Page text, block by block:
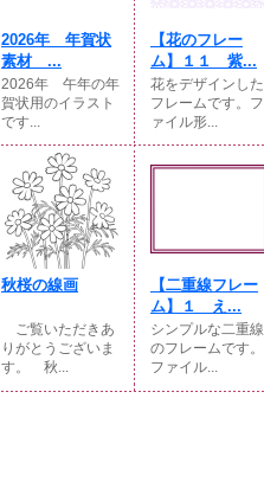
2026年 年賀状
素材 ...
2026年 午年の年
賀状用のイラスト
です...
【花のフレー
ム】１１ 紫...
花をデザインした
フレームです。フ
ァイル形...
秋桜の線画
ご覧いただきあ
りがとうございま
す。 秋...
【二重線フレー
ム】１ え...
シンプルな二重線
のフレームです。
ファイル...